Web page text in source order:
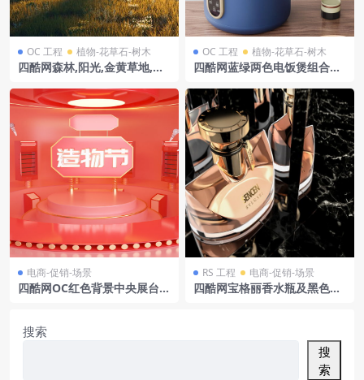
OC 工程 植物-花草石-树木
四酷网森林,阳光,金黄草地,白
OC 工程 植物-花草石-树木
四酷网蓝绿两色电饭煲组合展
电商-促销-场景
四酷网OC红色背景中央展台机
RS 工程 电商-促销-场景
四酷网宝格丽香水瓶及黑色大
搜索
搜
索